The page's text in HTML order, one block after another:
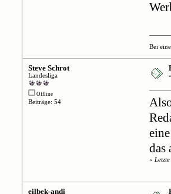
Bei
Steve Schrot
Landesliga
Offline
Beiträge: 54
das
«
eilbek-andi